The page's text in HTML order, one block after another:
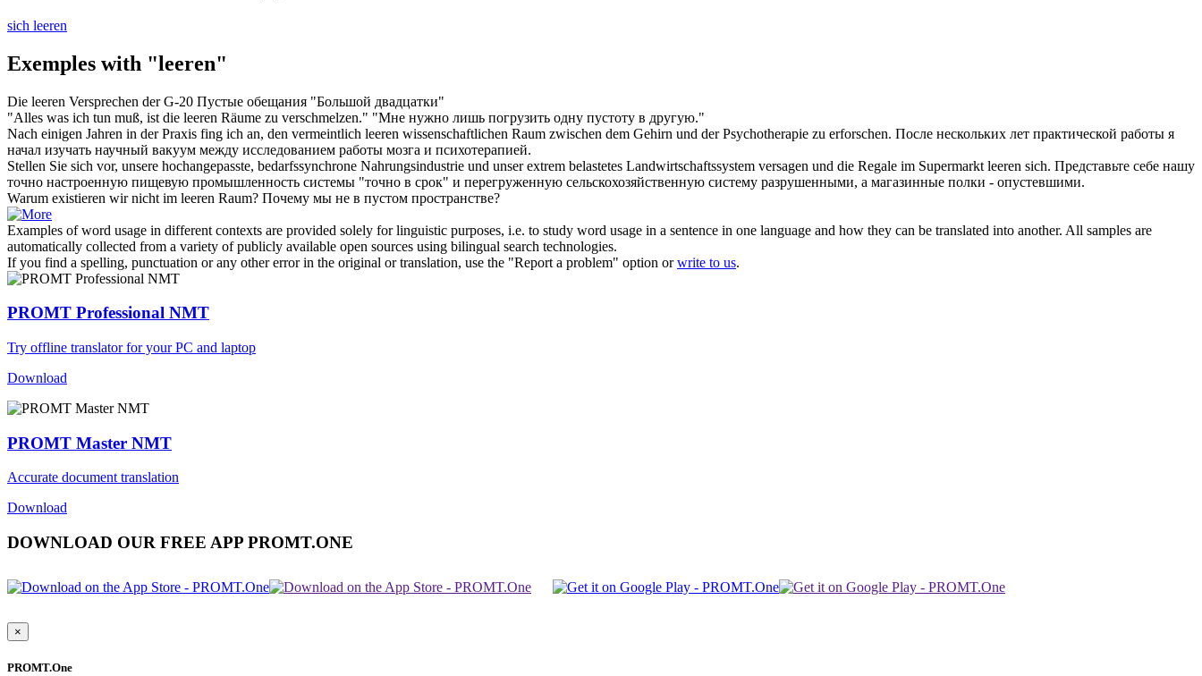
sich leeren
Exemples with "leeren"
Die leeren Versprechen der G-20 Пустые обещания "Большой двадцатки"
"Alles was ich tun muß, ist die leeren Räume zu verschmelzen." "Мне нужно лишь погрузить одну пустоту в другую."
Nach einigen Jahren in der Praxis fing ich an, den vermeintlich leeren wissenschaftlichen Raum zwischen dem Gehirn und der Psychotherapie zu erforschen. После нескольких лет практической работы я
начал изучать научный вакуум между исследованием работы мозга и психотерапией.
Stellen Sie sich vor, unsere hochangepasste, bedarfssynchrone Nahrungsindustrie und unser extrem belastetes Landwirtschaftssystem versagen und die Regale im Supermarkt leeren sich. Представьте себе нашу
точно настроенную пищевую промышленность системы "точно в срок" и перегруженную сельскохозяйственную систему разрушенными, а магазинные полки - опустевшими.
Warum existieren wir nicht im leeren Raum? Почему мы не в пустом пространстве?
Examples of word usage in different contexts are provided solely for linguistic purposes, i.e. to study word usage in a sentence in one language and how they can be translated into another. All samples are
automatically collected from a variety of publicly available open sources using bilingual search technologies.
If you find a spelling, punctuation or any other error in the original or translation, use the "Report a problem" option orwrite to us.
PROMT Professional NMT
Try offline translator for your PC and laptop
Download
PROMT Master NMT
Accurate document translation
Download
DOWNLOAD OUR FREE APP PROMT.ONE
×
PROMT.One